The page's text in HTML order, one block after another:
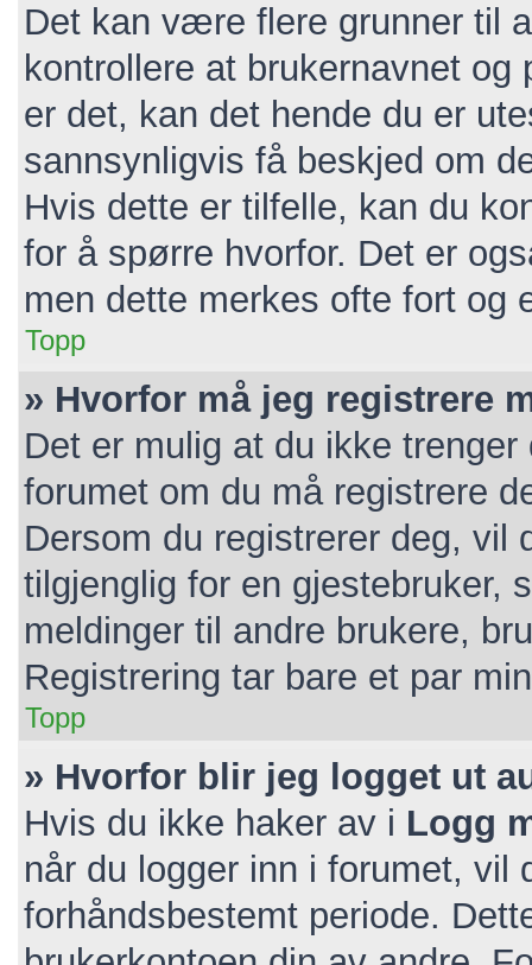
Det kan være flere grunner til
kontrollere at brukernavnet
er det, kan det hende du er
sannsynligvis få beskjed om
Hvis dette er tilfelle, kan du
for å spørre hvorfor. Det er
men dette merkes ofte fort og
Topp
» Hvorfor må jeg registrere
Det er mulig at du ikke
forumet om du må registrere
Dersom du registrerer deg, vil
tilgjenglig for en gjestebruker,
meldinger til andre brukere,
Registrering tar bare et par
Topp
» Hvorfor blir jeg logget ut
Hvis du ikke haker av i Logg
når du logger inn i forumet,
forhåndsbestemt periode.